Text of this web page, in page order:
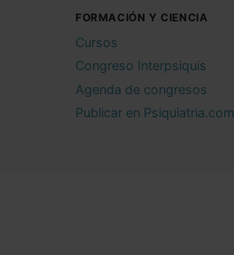
FORMACIÓN Y CIENCIA
Cursos
Congreso Interpsiquis
Agenda de congresos
Publicar en Psiquiatria.com